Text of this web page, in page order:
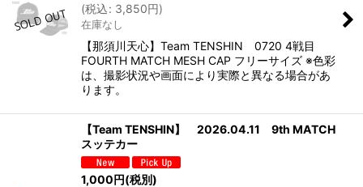
(税込: 3,850円)
在庫なし
【那須川天心】Team TENSHIN 0720 4戦目
FOURTH MATCH MESH CAP フリーサイズ ※色彩
は、撮影状況や画面により実際と異なる場合があ
ります。
【Team TENSHIN】 2026.04.11 9th MATCH
スッテカー
1,000円(税別)